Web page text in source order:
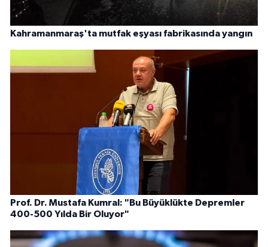
Kahramanmaraş'ta mutfak eşyası fabrikasında yangın
Prof. Dr. Mustafa Kumral: "Bu Büyüklükte Depremler
400-500 Yılda Bir Oluyor"